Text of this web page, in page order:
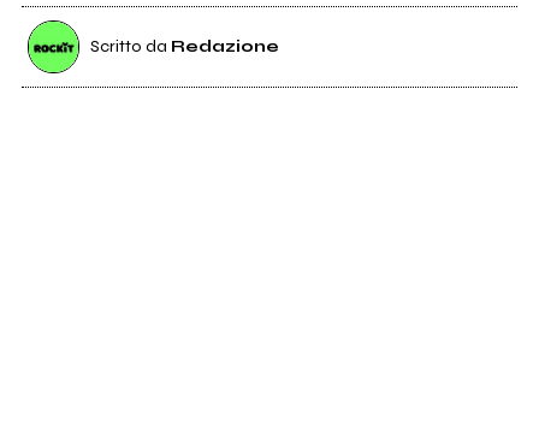
Scritto da Redazione